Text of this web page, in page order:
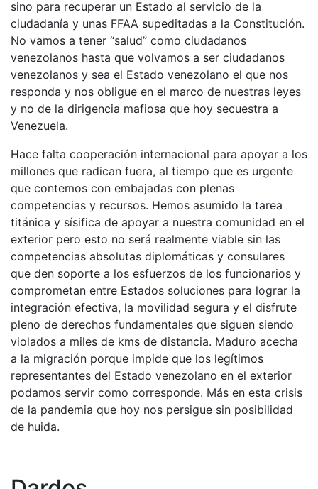
sino para recuperar un Estado al servicio de la
ciudadanía y unas FFAA supeditadas a la Constitución.
No vamos a tener “salud” como ciudadanos
venezolanos hasta que volvamos a ser ciudadanos
venezolanos y sea el Estado venezolano el que nos
responda y nos obligue en el marco de nuestras leyes
y no de la dirigencia mafiosa que hoy secuestra a
Venezuela.
Hace falta cooperación internacional para apoyar a los
millones que radican fuera, al tiempo que es urgente
que contemos con embajadas con plenas
competencias y recursos. Hemos asumido la tarea
titánica y sísifica de apoyar a nuestra comunidad en el
exterior pero esto no será realmente viable sin las
competencias absolutas diplomáticas y consulares
que den soporte a los esfuerzos de los funcionarios y
comprometan entre Estados soluciones para lograr la
integración efectiva, la movilidad segura y el disfrute
pleno de derechos fundamentales que siguen siendo
violados a miles de kms de distancia. Maduro acecha
a la migración porque impide que los legítimos
representantes del Estado venezolano en el exterior
podamos servir como corresponde. Más en esta crisis
de la pandemia que hoy nos persigue sin posibilidad
de huida.